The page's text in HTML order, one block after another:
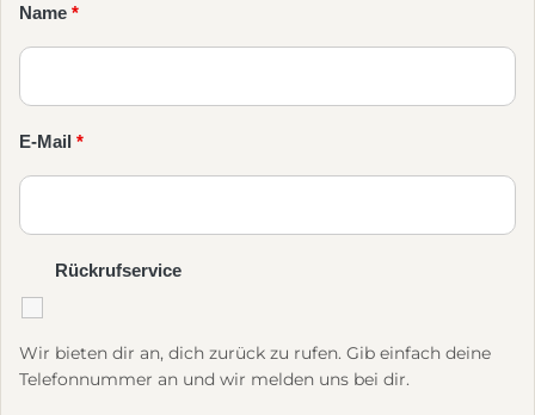
Name *
E-Mail *
Rückrufservice
Wir bieten dir an, dich zurück zu rufen. Gib einfach deine
Telefonnummer an und wir melden uns bei dir.